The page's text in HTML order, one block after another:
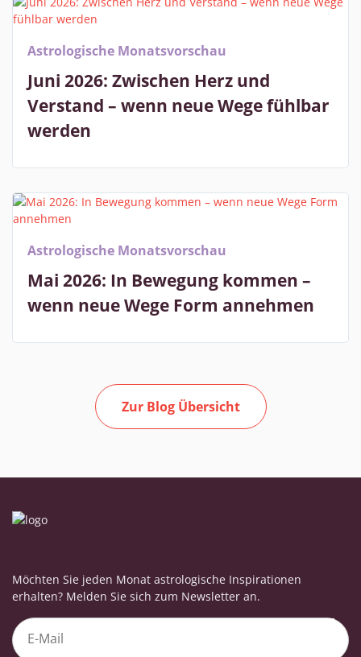
Juni 2026: Zwischen Herz und
Verstand – wenn neue Wege fühlbar
werden
Astrologische Monatsvorschau
Mai 2026: In Bewegung kommen –
wenn neue Wege Form annehmen
Astrologische Monatsvorschau
Zur Blog Übersicht
Möchten Sie jeden Monat astrologische Inspirationen
erhalten? Melden Sie sich zum Newsletter an.